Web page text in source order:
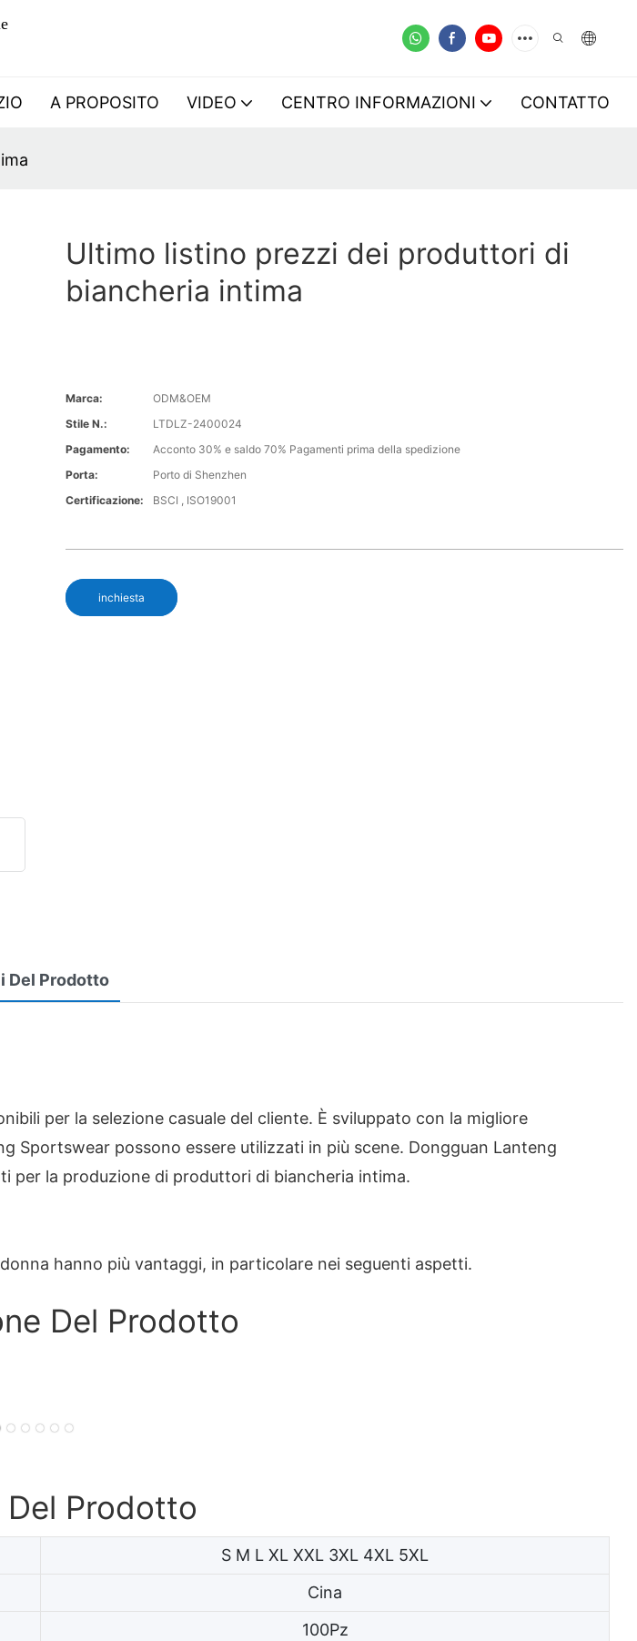
A PROPOSITO VIDEO CENTRO INFORMAZIONI CONTATTO
Ultimo listino prezzi dei produttori di
biancheria intima
Marca:
ODM&OEM
Stile N.:
LTDLZ-2400024
Pagamento:
Acconto 30% e saldo 70% Pagamenti prima della spedizione
Porta:
Porto di Shenzhen
Certificazione:
BSCI , ISO19001
inchiesta
Del Prodotto
per la selezione casuale del cliente. È sviluppato con la migliore
Sportswear possono essere utilizzati in più scene. Dongguan Lanteng
per la produzione di produttori di biancheria intima.
hanno più vantaggi, in particolare nei seguenti aspetti.
Del Prodotto
Del Prodotto
S M L XL XXL 3XL 4XL 5XL
Cina
100Pz